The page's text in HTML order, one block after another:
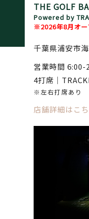
THE GOLF
Powered by
※2026年8月オー
千葉県浦安市
営業時間 6:00-
4打席｜
※左右打席あり
店舗詳細はこ